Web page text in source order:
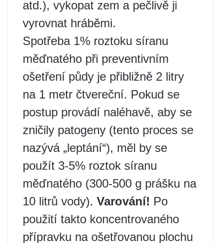
atd.), vykopat zem a pečlivě ji
vyrovnat hráběmi.
Spotřeba 1% roztoku síranu
měďnatého při preventivním
ošetření půdy je přibližně 2 litry
na 1 metr čtvereční. Pokud se
postup provádí naléhavě, aby se
zničily patogeny (tento proces se
nazývá „leptání“), měl by se
použít 3-5% roztok síranu
měďnatého (300-500 g prášku na
10 litrů vody). Varování! Po
použití takto koncentrovaného
přípravku na ošetřovanou plochu